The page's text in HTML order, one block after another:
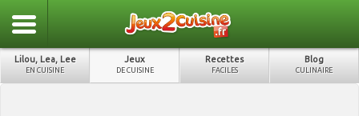
Lilou, Lea, Lee
EN CUISINE
Jeux
DE CUISINE
Recettes
FACILES
Blog
CULINAIRE